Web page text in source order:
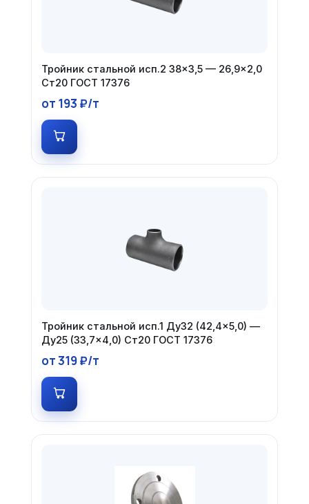
Тройник стальной исп.2 38×3,5 — 26,9×2,0
Ст20 ГОСТ 17376
от 193 ₽/т
Тройник стальной исп.1 Ду32 (42,4×5,0) —
Ду25 (33,7×4,0) Ст20 ГОСТ 17376
от 319 ₽/т